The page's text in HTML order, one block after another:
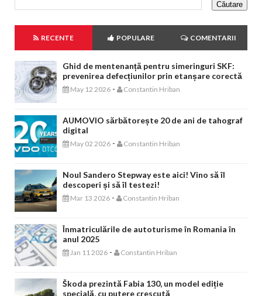
RECENTE POPULARE COMENTARII
Ghid de mentenanță pentru simeringuri SKF:
prevenirea defecțiunilor prin etanșare corectă
May 12 2026 - Constantin Hriban
AUMOVIO sărbătorește 20 de ani de tahograf
digital
May 02 2026 - Constantin Hriban
Noul Sandero Stepway este aici! Vino să îl
descoperi și să îl testezi!
Mar 13 2026 - Constantin Hriban
Înmatriculările de autoturisme în Romania în
anul 2025
Jan 11 2026 - Constantin Hriban
Škoda prezintă Fabia 130, un model ediție
specială, cu putere crescută